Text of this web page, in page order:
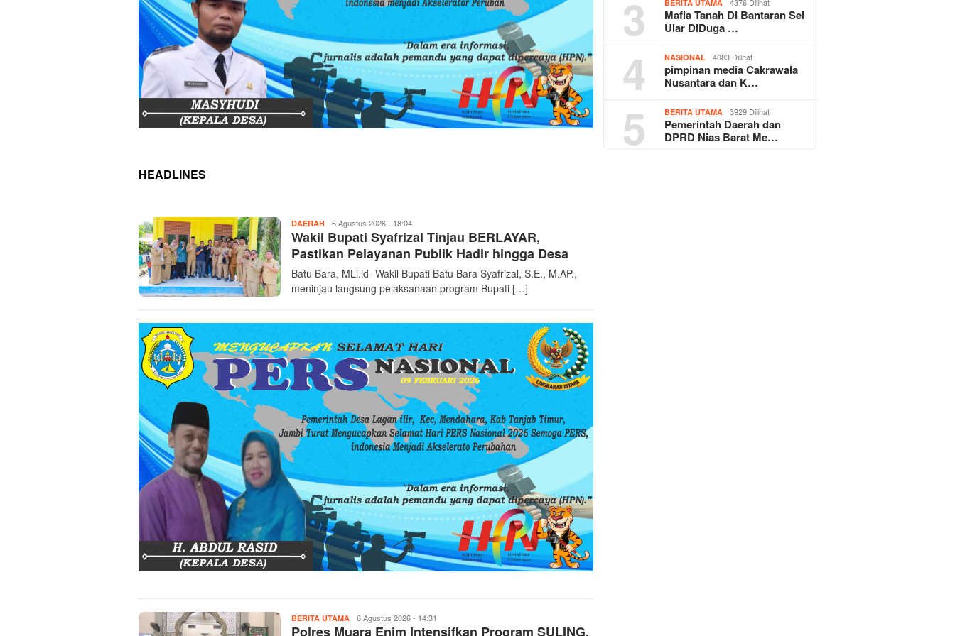
HEADLINES
LINGKARAN
ISTANA
DAERAH istanaku
6 Agustus 2026 - 18:04
Wakil Bupati Syafrizal Tinjau BERLAYAR,
Pastikan Pelayanan Publik Hadir hingga Desa
Batu Bara, MLi.id- Wakil Bupati Batu Bara Syafrizal, S.E., M.AP.,
meninjau langsung pelaksanaan program Bupati […]
BERITA UTAMA rusdi
Li
6 Agustus 2026 - 14:31
Polres Muara Enim Intensifkan Program SULING,
3 BERITA UTAMA 4376 Dilihat
Mafia Tanah Di Bantaran Sei
Ular DiDuga …
4 NASIONAL 4083 Dilihat
pimpinan media Cakrawala
Nusantara dan K…
5 BERITA UTAMA 3929 Dilihat
Pemerintah Daerah dan
DPRD Nias Barat Me…